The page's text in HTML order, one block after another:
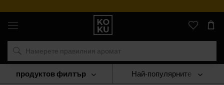
Оригинални
парфюми
часовници
на
място
Свещи
PADDYWAX | Соев ВосъкНай-популярните
продуктов филтър